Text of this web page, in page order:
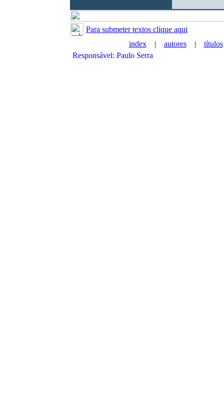
Para submeter textos clique aqui
index| autores| títulos